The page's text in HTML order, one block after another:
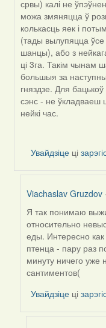
срвы) калі не
можа змяняцца ў
колькасць яек і
(тады вылупяцца
шанцы), або з
ці 3га. Такім чынам
большыя за
гняздзе. Для
сэнс - не ўкладваеш
нейкі час.
Увайдзіце ці
Viachaslav Gruzdov
In
reply
to
by
Harrier
Я так понимаю
относительно
еды. Интересно
птенца - пару раз
минуту ничего уже
сантиментов(
Увайдзіце ці